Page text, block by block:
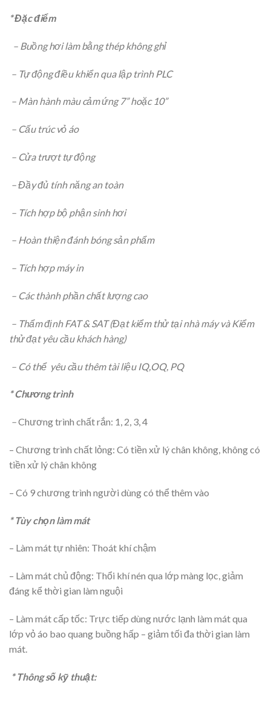
* Đặc điểm
– Buồng hơi làm bằng thép không ghỉ
– Tự động điều khiển qua lập trình PLC
– Màn hành màu cảm ứng 7” hoặc 10”
– Cấu trúc vỏ áo
– Cửa trượt tự động
– Đầy đủ tính năng an toàn
– Tích hợp bộ phận sinh hơi
– Hoàn thiện đánh bóng sản phẩm
– Tích hợp máy in
– Các thành phần chất lượng cao
– Thẩm định FAT & SAT (Đạt kiểm thử tại nhà máy và Kiểm
thử đạt yêu cầu khách hàng)
– Có thể yêu cầu thêm tài liệu IQ,OQ, PQ
* Chương trình
–Chương trình chất rắn: 1, 2, 3, 4
– Chương trình chất lỏng: Có tiền xử lý chân không, không có
tiền xử lý chân không
– Có 9 chương trình người dùng có thể thêm vào
* Tùy chọn làm mát
– Làm mát tự nhiên: Thoát khí chậm
– Làm mát chủ động: Thổi khí nén qua lớp màng lọc, giảm
đáng kể thời gian làm nguội
– Làm mát cấp tốc: Trực tiếp dùng nước lạnh làm mát qua
lớp vỏ áo bao quang buồng hấp – giảm tối đa thời gian làm
mát.
* Thông số kỹ thuật: